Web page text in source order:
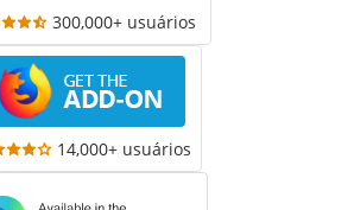
300,000+ usuários
14,000+ usuários